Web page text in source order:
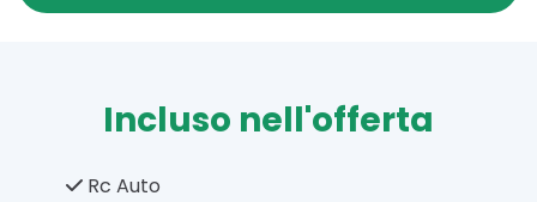
Incluso nell'offerta
Rc Auto